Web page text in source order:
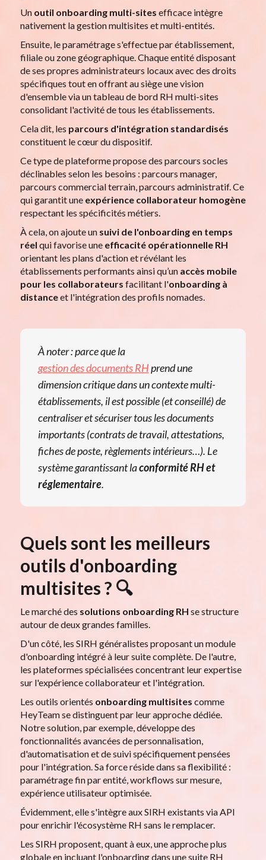
Un outil onboarding multi-sites efficace intègre
nativement la gestion multisites et multi-entités.
Ensuite, le paramétrage s'effectue par établissement,
filiale ou zone géographique. Chaque entité disposant
de ses propres administrateurs locaux avec des droits
spécifiques tout en offrant au siège une vision
d'ensemble via un tableau de bord RH multi-sites
consolidant l'activité de tous les établissements.
Cela dit, les parcours d'intégration standardisés
constituent le cœur du dispositif.
Ce type de plateforme propose des parcours socles
déclinables selon les besoins : parcours manager,
parcours commercial terrain, parcours administratif. Ce
qui garantit une expérience collaborateur homogène
respectant les spécificités métiers.
À cela, on ajoute un suivi de l'onboarding en temps
réel qui favorise une efficacité opérationnelle RH
orientant les plans d'action et révélant les
établissements performants ainsi qu’un accès mobile
pour les collaborateurs facilitant l'onboarding à
distanceet l'intégration des profils nomades.
À noter : parce que la
gestion des documents RHprend une
dimension critique dans un contexte multi-
établissements, il est possible (et conseillé) de
centraliser et sécuriser tous les documents
importants (contrats de travail, attestations,
fiches de poste, règlements intérieurs…). Le
système garantissant laconformité RH et
réglementaire.
Quels sont les meilleurs
outils d'onboarding
multisites ? 🔍
Le marché des solutions onboarding RH se structure
autour de deux grandes familles.
D'un côté, les SIRH généralistes proposant un module
d'onboarding intégré à leur suite complète. De l'autre,
les plateformes spécialisées concentrant leur expertise
sur l'expérience collaborateur et l'intégration.
Les outils orientés onboarding multisites comme
HeyTeam se distinguent par leur approche dédiée.
Notre solution, par exemple, développe des
fonctionnalités avancées de personnalisation,
d'automatisation et de suivi spécifiquement pensées
pour l'intégration. Sa force réside dans sa flexibilité :
paramétrage fin par entité, workflows sur mesure,
expérience utilisateur optimisée.
Évidemment, elle s'intègre aux SIRH existants via API
pour enrichir l'écosystème RH sans le remplacer.
Les SIRH proposent, quant à eux, une approche plus
globale en incluant l'onboarding dans une suite RH